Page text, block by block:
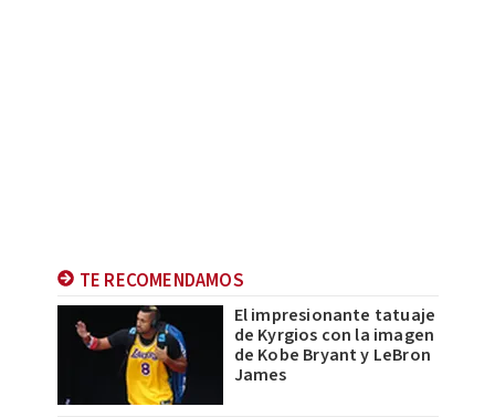
TE RECOMENDAMOS
El impresionante tatuaje
de Kyrgios con la imagen
de Kobe Bryant y LeBron
James